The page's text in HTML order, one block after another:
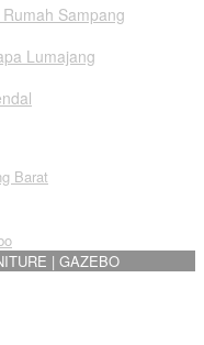
Sampang
Lumajang
Barat
| GAZEBO